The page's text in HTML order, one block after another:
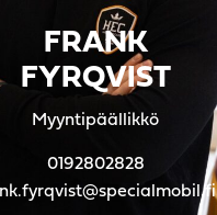
FRANK
FYRQVIST
Myyntipäällikkö
0192802828